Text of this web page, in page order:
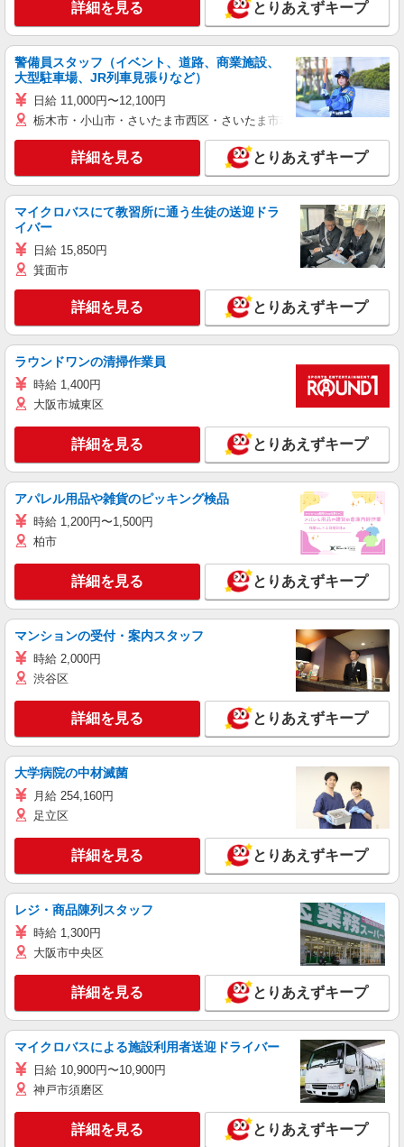
詳細を見る とりあえずキープ
警備員スタッフ（イベント、道路、商業施設、
大型駐車場、JR列車見張りなど）
日給 11,000円〜12,100円
栃木市・小山市・さいたま市西区・さいたま市岩槻区・久喜市・蓮田
詳細を見る とりあえずキープ
マイクロバスにて教習所に通う生徒の送迎ドラ
イバー
日給 15,850円
箕面市
詳細を見る とりあえずキープ
ラウンドワンの清掃作業員
時給 1,400円
大阪市城東区
詳細を見る とりあえずキープ
アパレル用品や雑貨のピッキング検品
時給 1,200円〜1,500円
柏市
詳細を見る とりあえずキープ
マンションの受付・案内スタッフ
時給 2,000円
渋谷区
詳細を見る とりあえずキープ
大学病院の中材滅菌
月給 254,160円
足立区
詳細を見る とりあえずキープ
レジ・商品陳列スタッフ
時給 1,300円
大阪市中央区
詳細を見る とりあえずキープ
マイクロバスによる施設利用者送迎ドライバー
日給 10,900円〜10,900円
神戸市須磨区
詳細を見る とりあえずキープ